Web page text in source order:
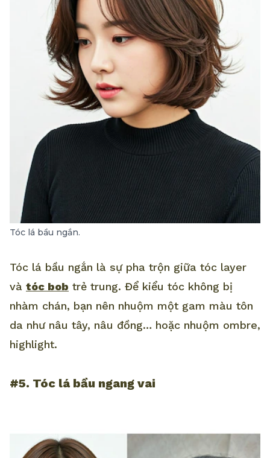
Tóc lá bầu ngắn.
Tóc lá bầu ngắn là sự pha trộn giữa tóc layer
và tóc bob trẻ trung. Để kiểu tóc không bị
nhàm chán, bạn nên nhuộm một gam màu tôn
da như nâu tây, nâu đồng… hoặc nhuộm ombre,
highlight.
#5. Tóc lá bầu ngang vai